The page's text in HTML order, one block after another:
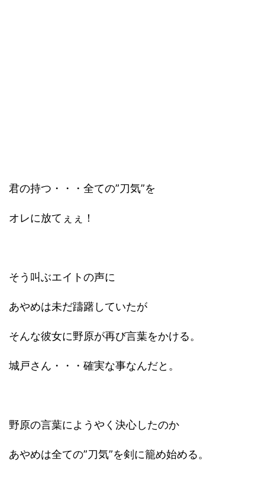
君の持つ・・・全ての”刀気”を
オレに放てぇぇ！
そう叫ぶエイトの声に
あやめは未だ躊躇していたが
そんな彼女に野原が再び言葉をかける。
城戸さん・・・確実な事なんだと。
野原の言葉にようやく決心したのか
あやめは全ての”刀気”を剣に籠め始める。